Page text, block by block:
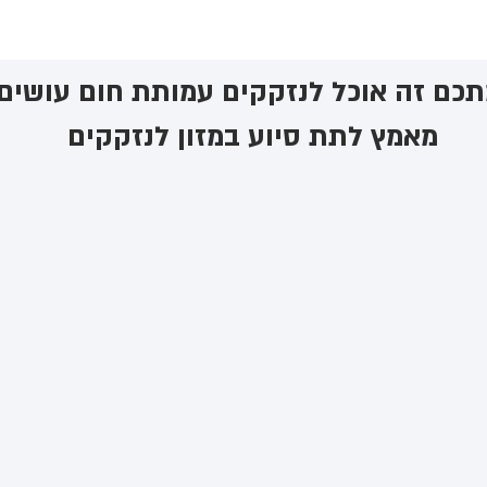
זה אוכל לנזקקים ​עמותת חום
מאמץ לתת סיוע במזון לנזקקים